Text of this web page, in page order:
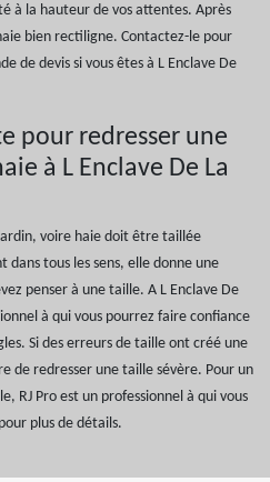
à la hauteur de vos attentes. Après
bien rectiligne. Contactez-le pour
de devis si vous êtes à L Enclave De
pour redresser une
à L Enclave De La
voire haie doit être taillée
dans tous les sens, elle donne une
penser à une taille. A L Enclave De
à qui vous pourrez faire confiance
Si des erreurs de taille ont créé une
de redresser une taille sévère. Pour un
RJ Pro est un professionnel à qui vous
plus de détails.